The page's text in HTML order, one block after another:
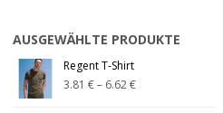
AUSGEWÄHLTE PRODUKTE
Regent T-Shirt
3.81 €– 6.62€